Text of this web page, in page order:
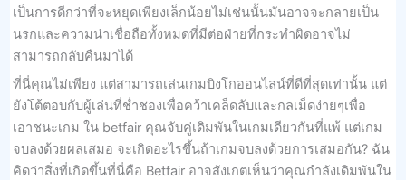
เป็นการดีกว่าที่จะหยุดเพียงเล็กน้อยไม่เช่นนั้นมันอาจจะกลายเป็น
นรกและความน่าเชื่อถือทั้งหมดที่มีต่อฝ่ายที่กระทำผิดอาจไม่
สามารถกลับคืนมาได้
ที่นี่คุณไม่เพียง แต่สามารถเล่นเกมบิงโกออนไลน์ที่ดีที่สุดเท่านั้น แต่
ยังโต้ตอบกับผู้เล่นที่ช่ำชองเพื่อคว้าเคล็ดลับและกลเม็ดง่ายๆเพื่อ
เอาชนะเกม ใน betfair คุณจับคู่เดิมพันในเกมเดียวกันที่แพ้ แต่เกม
จบลงด้วยผลเสมอ จะเกิดอะไรขึ้นถ้าเกมจบลงด้วยการเสมอกัน? ฉัน
คิดว่าสิ่งที่เกิดขึ้นที่นี่คือ Betfair อาจสังเกตเห็นว่าคุณกำลังเดิมพันใน